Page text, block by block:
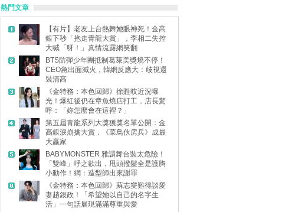
熱門文章
【有片】老友上台熱舞她眼神死！金高
銀下秒「抱走青龍大賞」，李相二失控
大喊「呀！」真情流露網笑翻
BTS防彈少年團抵制葛萊美獎燒不停！
CEO急出面滅火，韓網反應大：歧視還
裝清高
《金特務：本色回歸》徐貹旼近況曝
光！爆紅後仍在章魚燒店打工，店長驚
呼：「妳怎麼會在這裡？」
第五屆青龍系列大獎獲獎名單公開：金
高銀淚崩擒大賞，《菜鳥伙房兵》成最
大贏家
BABYMONSTER 雅譞舞台裝太危險！
「雙峰」呼之欲出，甩頭撥髮全是護胸
小動作！網：造型師出來謝罪
《金特務：本色回歸》蘇志燮難得談愛
妻趙銀政！「希望她以自己的名字生
活」一句話展現滿滿尊重與愛